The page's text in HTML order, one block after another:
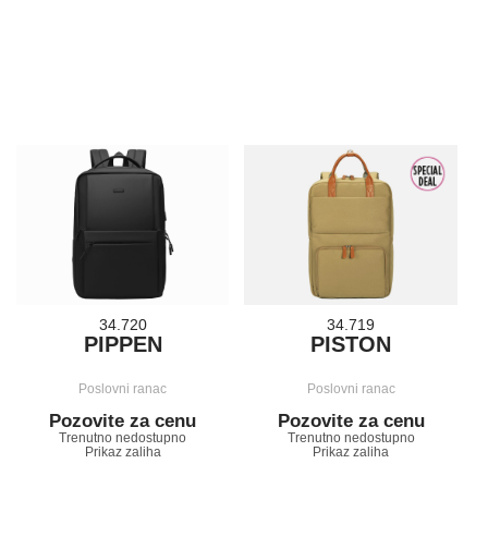
34.720
PIPPEN
Poslovni ranac
Pozovite za cenu
Trenutno nedostupno
Prikaz zaliha
34.719
PISTON
Poslovni ranac
Pozovite za cenu
Trenutno nedostupno
Prikaz zaliha